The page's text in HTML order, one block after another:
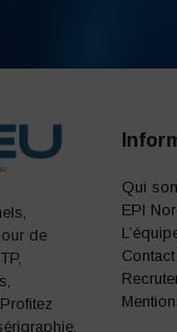
de
Qui
EPI
Contact